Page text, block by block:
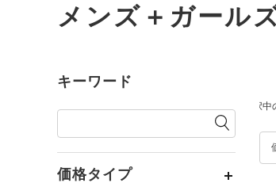
メンズ＋ガール
キーワード
価格タイプ
選択中